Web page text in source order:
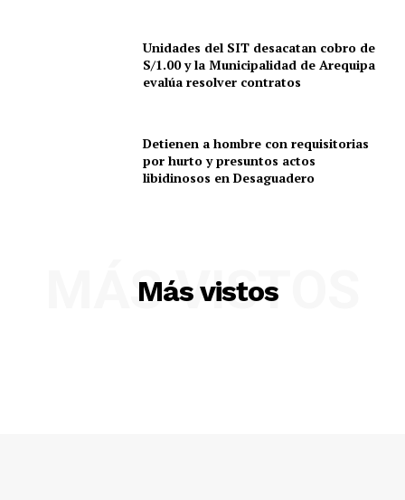
SUSCRIBETE
Diario los Andes
Unidades del SIT desacatan cobro de
S/1.00 y la Municipalidad de Arequipa
evalúa resolver contratos
Detienen a hombre con requisitorias
por hurto y presuntos actos
libidinosos en Desaguadero
Más vistos
MÁS VISTOS